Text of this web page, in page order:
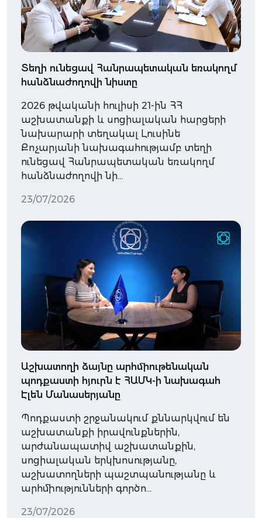
Տեղի ունեցավ Հանրապետական եռակողմ
հանձնաժողովի նիստը
2026 թվականի հուլիսի 21-ին ՀՀ
աշխատանքի և սոցիալական հարցերի
նախարարի տեղակալ Լուսինե
Քոչարյանի նախագահությամբ տեղի
ունեցավ Հանրապետական եռակողմ
հանձնաժողովի նի…
23/07/2026
Աշխատողի ձայնը արհմիութենական
պոդքաստի հյուրն է ՀԱՄԿ-ի նախագահ
Էլեն Մանասերյանը
Պոդքաստի շրջանակում քննարկվում են
աշխատանքի իրավունքներին,
արժանապատիվ աշխատանքին,
սոցիալական երկխոսությանը,
աշխատողների պաշտպանությանը և
արհմիությունների գործո…
23/07/2026